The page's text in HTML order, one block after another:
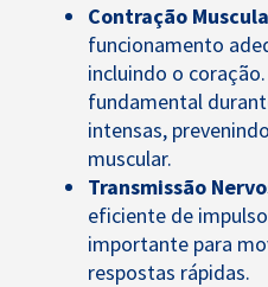
Contração
funcionamento
incluindo o
fundamental
intensas,
muscular.
Transmissão
eficiente de
importante para
respostas rápidas.